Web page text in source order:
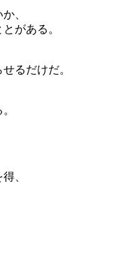
、
がある。
るだけだ。
、